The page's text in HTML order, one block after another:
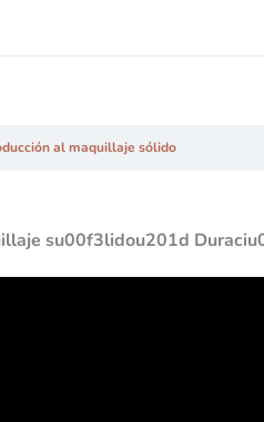
al maquillaje sólido
su00f3lidou201d